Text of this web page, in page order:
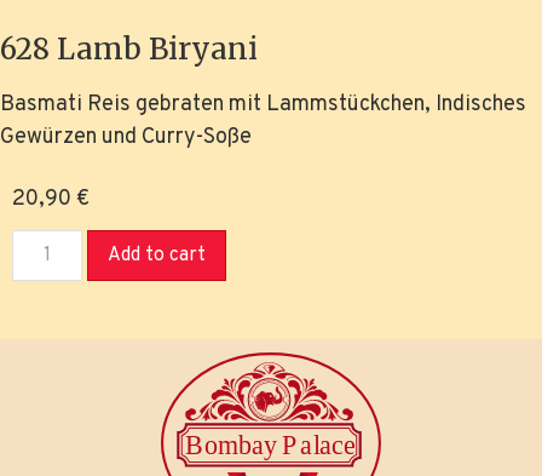
628 Lamb Biryani
Basmati Reis gebraten mit Lammstückchen, Indisches
Gewürzen und Curry-Soße
20,90 €
Add to cart